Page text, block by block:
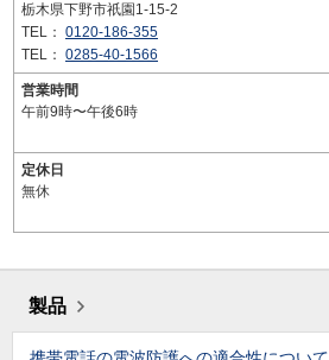
栃木県下野市祇園1-15-2
TEL： 0120-186-355
TEL： 0285-40-1566
営業時間
午前9時〜午後6時
定休日
無休
製品